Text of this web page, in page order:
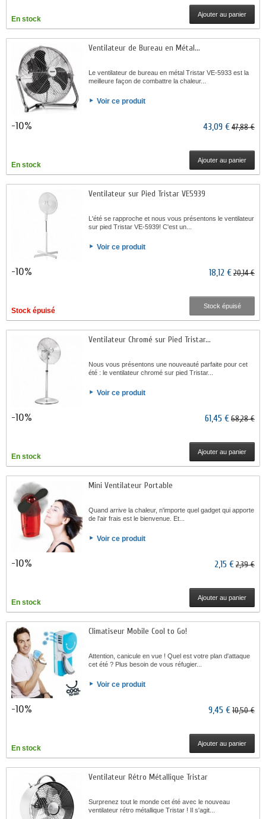
En stock
Ajouter au panier
Ventilateur de Bureau en Métal...
Le ventilateur de bureau en métal Tristar VE-5933 est la
meilleure façon de combattre la chaleur...
Voir ce produit
-10% 43,09 €47,88 €
En stock
Ajouter au panier
Ventilateur sur Pied Tristar VE5939
L'été se rapproche et nous vous présentons le ventilateur
sur pied Tristar VE-5939! C'est un...
Voir ce produit
-10% 18,12 €20,14 €
Stock épuisé
Stock épuisé
Ventilateur Chromé sur Pied Tristar...
Nous vous présentons une nouveauté parfaite pour cet
été : le ventilateur chromé sur pied Tristar...
Voir ce produit
-10% 61,45 €68,28 €
En stock
Ajouter au panier
Mini Ventilateur Portable
Quand arrive la chaleur, n'importe quel gadget qui apporte
de l'air frais est le bienvenue. Et...
Voir ce produit
-10% 2,15 €2,39 €
En stock
Ajouter au panier
Climatiseur Mobile Cool to Go!
Attention, canicule en vue ! Quel est votre plan d'attaque
cet été ? Plus besoin de vous réfugier...
Voir ce produit
-10% 9,45 €10,50 €
En stock
Ajouter au panier
Ventilateur Rétro Métallique Tristar
Surprenez tout le monde cet été avec le nouveau
ventilateur rétro métallique Tristar ! Il s'agit...